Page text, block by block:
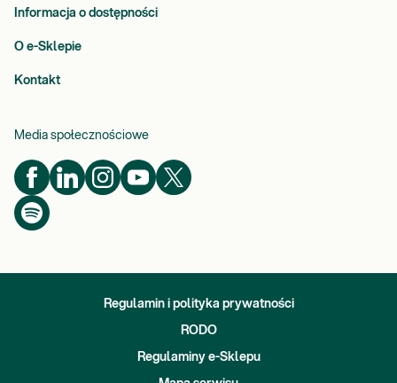
Informacja o dostępności
O e-Sklepie
Kontakt
Media społecznościowe
Regulamin i polityka prywatności
RODO
Regulaminy e-Sklepu